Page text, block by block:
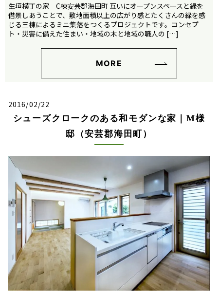
生垣横丁の家 C棟安芸郡海田町 互いにオープンスペースと緑を
借景しあうことで、敷地面積以上の広がり感とたくさんの緑を感
じる三棟によるミニ集落をつくるプロジェクトです。コンセプ
ト・災害に備えた住まい・地域の木と地域の職人の […]
MORE
2016/02/22
シューズクロークのある和モダンな家｜M様
邸（安芸郡海田町）